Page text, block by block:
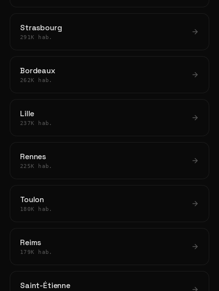
Strasbourg
291K hab.
Bordeaux
262K hab.
Lille
237K hab.
Rennes
225K hab.
Toulon
180K hab.
Reims
179K hab.
Saint-Étienne